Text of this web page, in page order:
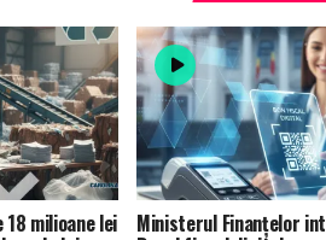
18 milioane lei Ministerul Finanțelor